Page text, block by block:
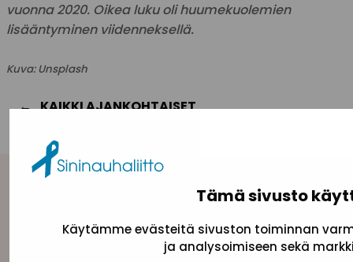
Tämä sivusto
Käytämme evästeitä sivuston toiminnan
ja analysoimiseen sekä
vuonna 2020. Oikea luku oli huumekuolemien
lisääntyminen viidenneksellä.
Kuva: Unsplash
KAIKKI AJANKOHTAISET
Sininauhaliitto (Y-tunnus: 0217042–5)
Pasilanraitio 5, 2. krs, 00240 Helsinki